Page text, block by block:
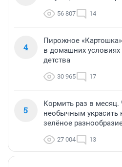
56 807 14
4
Пирожное
в домашних
детства
30 965 17
5
Кормить раз в
необычным украсить
зелёное
27 004 13